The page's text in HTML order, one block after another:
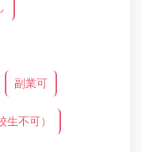
副業可
生不可）